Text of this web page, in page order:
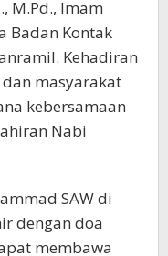
M.Pd., Imam
Badan Kontak
Kehadiran
masyarakat
kebersamaan
Nabi
SAW di
dengan doa
membawa